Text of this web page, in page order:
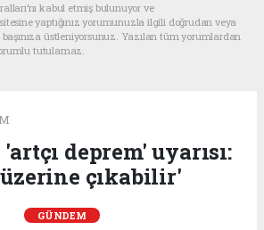
kabul etmiş bulunuyor ve
yaptığınız yorumunuzla ilgili doğrudan veya
üstleniyorsunuz. Yazılan tüm yorumlardan
tutulamaz.
'artçı deprem' uyarısı:
çıkabilir'
GÜNDEM